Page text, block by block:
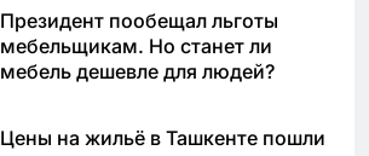
Президент пообещал льготы
мебельщикам. Но станет ли
мебель дешевле для людей?
Цены на жильё в Ташкенте пошли